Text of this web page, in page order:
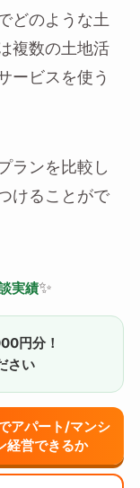
どのような土
複数の土地活
ービスを使う
ランを比較し
けることがで
実績✨
円分！
さい
アパート/マンシ
経営できるか